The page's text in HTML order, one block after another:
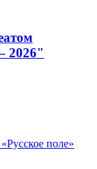
2026"
«Русское поле»